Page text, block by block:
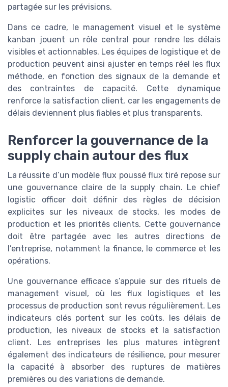
partagée sur les prévisions.
Dans ce cadre, le management visuel et le système
kanban jouent un rôle central pour rendre les délais
visibles et actionnables. Les équipes de logistique et de
production peuvent ainsi ajuster en temps réel les flux
méthode, en fonction des signaux de la demande et
des contraintes de capacité. Cette dynamique
renforce la satisfaction client, car les engagements de
délais deviennent plus fiables et plus transparents.
Renforcer la gouvernance de la
supply chain autour des flux
La réussite d’un modèle flux poussé flux tiré repose sur
une gouvernance claire de la supply chain. Le chief
logistic officer doit définir des règles de décision
explicites sur les niveaux de stocks, les modes de
production et les priorités clients. Cette gouvernance
doit être partagée avec les autres directions de
l’entreprise, notamment la finance, le commerce et les
opérations.
Une gouvernance efficace s’appuie sur des rituels de
management visuel, où les flux logistiques et les
processus de production sont revus régulièrement. Les
indicateurs clés portent sur les coûts, les délais de
production, les niveaux de stocks et la satisfaction
client. Les entreprises les plus matures intègrent
également des indicateurs de résilience, pour mesurer
la capacité à absorber des ruptures de matières
premières ou des variations de demande.